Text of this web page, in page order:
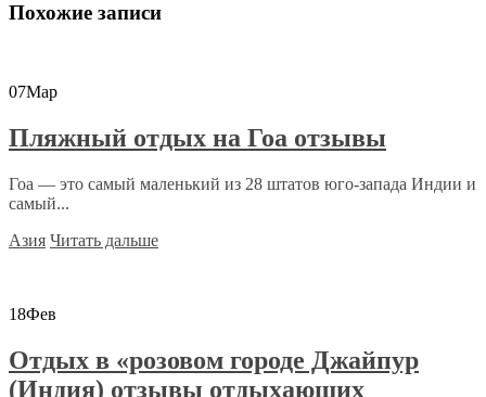
Похожие записи
07Мар
Пляжный отдых на Гоа отзывы
Гоа — это самый маленький из 28 штатов юго-запада Индии и
самый...
Азия Читать дальше
18Фев
Отдых в «розовом городе Джайпур
(Индия) отзывы отдыхающих